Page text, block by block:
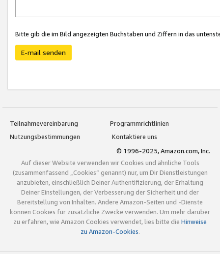
Bitte gib die im Bild angezeigten Buchstaben und Ziffern in das
E-mail senden
Teilnahmevereinbarung
Programmrichtlinien
Nutzungsbestimmungen
Kontaktiere uns
© 1996-2025, Amazon.com, Inc.
Auf dieser Website verwenden wir Cookies und ähnliche Tools
(zusammenfassend „Cookies“ genannt) nur, um Dir Dienstleistungen
anzubieten, einschließlich Deiner Authentifizierung, der Erhaltung
Deiner Einstellungen, der Verbesserung der Sicherheit und der
Bereitstellung von Inhalten. Andere Amazon-Seiten und -Dienste
können Cookies für zusätzliche Zwecke verwenden. Um mehr darüber
zu erfahren, wie Amazon Cookies verwendet, lies bitte die Hinweise
zu Amazon-Cookies.